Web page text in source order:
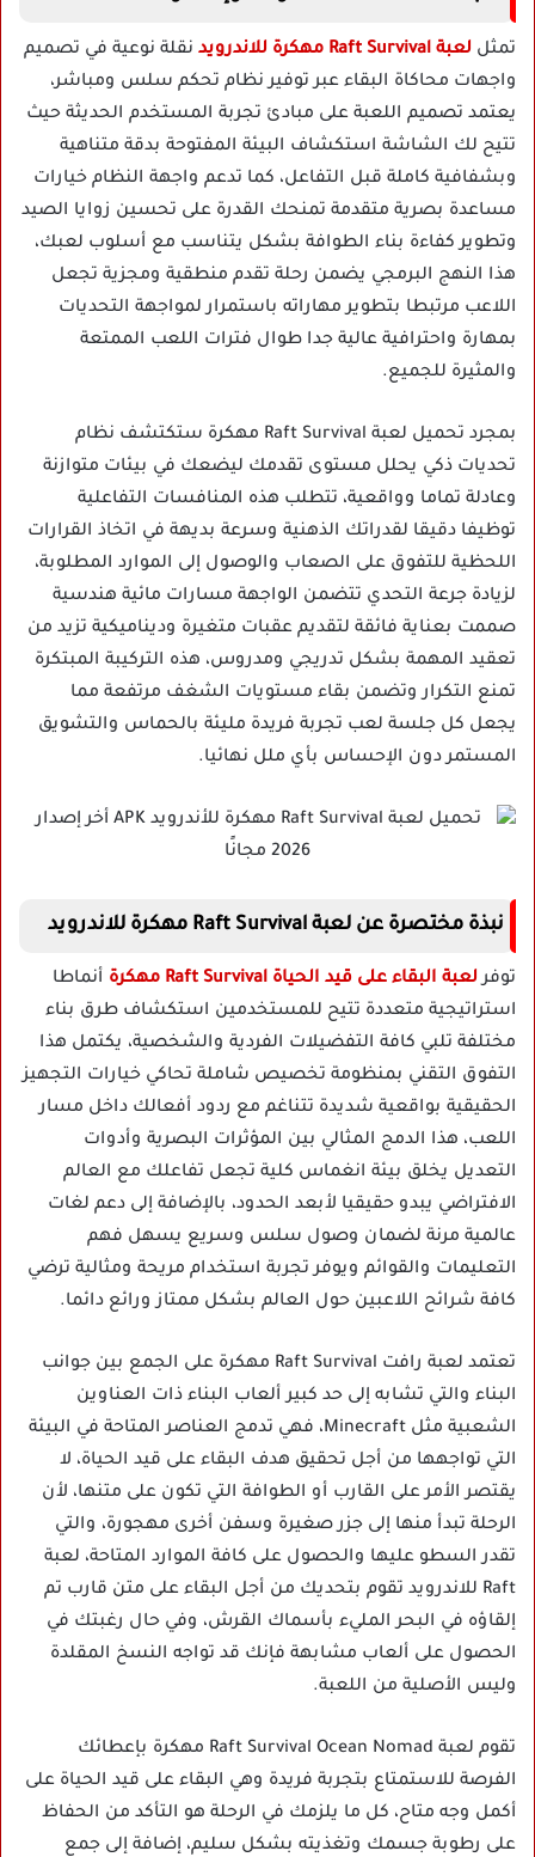
تمثل لعبة Raft Survival مهكرة للاندرويد
نقلة نوعية في تصميم
واجهات محاكاة البقاء عبر توفير نظام تحكم سلس ومباشر،
يعتمد تصميم اللعبة على مبادئ تجربة المستخدم الحديثة حيث
تتيح لك الشاشة استكشاف البيئة المفتوحة بدقة متناهية
وبشفافية كاملة قبل التفاعل، كما تدعم واجهة النظام خيارات
مساعدة بصرية متقدمة تمنحك القدرة على تحسين زوايا الصيد
وتطوير كفاءة بناء الطوافة بشكل يتناسب مع أسلوب لعبك،
هذا النهج البرمجي يضمن رحلة تقدم منطقية ومجزية تجعل
اللاعب مرتبطا بتطوير مهاراته باستمرار لمواجهة التحديات
بمهارة واحترافية عالية جدا طوال فترات اللعب الممتعة
والمثيرة للجميع.
بمجرد تحميل لعبة Raft Survival مهكرة ستكتشف نظام
تحديات ذكي يحلل مستوى تقدمك ليضعك في بيئات متوازنة
وعادلة تماما وواقعية، تتطلب هذه المنافسات التفاعلية
توظيفا دقيقا لقدراتك الذهنية وسرعة بديهة في اتخاذ القرارات
اللحظية للتفوق على الصعاب والوصول إلى الموارد المطلوبة،
لزيادة جرعة التحدي تتضمن الواجهة مسارات مائية هندسية
صممت بعناية فائقة لتقديم عقبات متغيرة وديناميكية تزيد من
تعقيد المهمة بشكل تدريجي ومدروس، هذه التركيبة المبتكرة
تمنع التكرار وتضمن بقاء مستويات الشغف مرتفعة مما
يجعل كل جلسة لعب تجربة فريدة مليئة بالحماس والتشويق
المستمر دون الإحساس بأي ملل نهائيا.
نبذة مختصرة عن لعبة Raft Survival مهكرة للاندرويد
توفرلعبة البقاء على قيد الحياة Raft Survival مهكرة
أنماطا
استراتيجية متعددة تتيح للمستخدمين استكشاف طرق بناء
مختلفة تلبي كافة التفضيلات الفردية والشخصية، يكتمل هذا
التفوق التقني بمنظومة تخصيص شاملة تحاكي خيارات التجهيز
الحقيقية بواقعية شديدة تتناغم مع ردود أفعالك داخل مسار
اللعب، هذا الدمج المثالي بين المؤثرات البصرية وأدوات
التعديل يخلق بيئة انغماس كلية تجعل تفاعلك مع العالم
الافتراضي يبدو حقيقيا لأبعد الحدود، بالإضافة إلى دعم لغات
عالمية مرنة لضمان وصول سلس وسريع يسهل فهم
التعليمات والقوائم ويوفر تجربة استخدام مريحة ومثالية ترضي
كافة شرائح اللاعبين حول العالم بشكل ممتاز ورائع دائما.
تعتمد لعبة رافت Raft Survival مهكرة على الجمع بين جوانب
البناء والتي تشابه إلى حد كبير ألعاب البناء ذات العناوين
الشعبية مثل Minecraft، فهي تدمج العناصر المتاحة في البيئة
التي تواجهها من أجل تحقيق هدف البقاء على قيد الحياة، لا
يقتصر الأمر على القارب أو الطوافة التي تكون على متنها، لأن
الرحلة تبدأ منها إلى جزر صغيرة وسفن أخرى مهجورة، والتي
تقدر السطو عليها والحصول على كافة الموارد المتاحة، لعبة
Raft للاندرويد تقوم بتحديك من أجل البقاء على متن قارب تم
إلقاؤه في البحر المليء بأسماك القرش، وفي حال رغبتك في
الحصول على ألعاب مشابهة فإنك قد تواجه النسخ المقلدة
وليس الأصلية من اللعبة.
تقوم لعبة Raft Survival Ocean Nomad مهكرة بإعطائك
الفرصة للاستمتاع بتجربة فريدة وهي البقاء على قيد الحياة على
أكمل وجه متاح، كل ما يلزمك في الرحلة هو التأكد من الحفاظ
على رطوبة جسمك وتغذيته بشكل سليم، إضافة إلى جمع